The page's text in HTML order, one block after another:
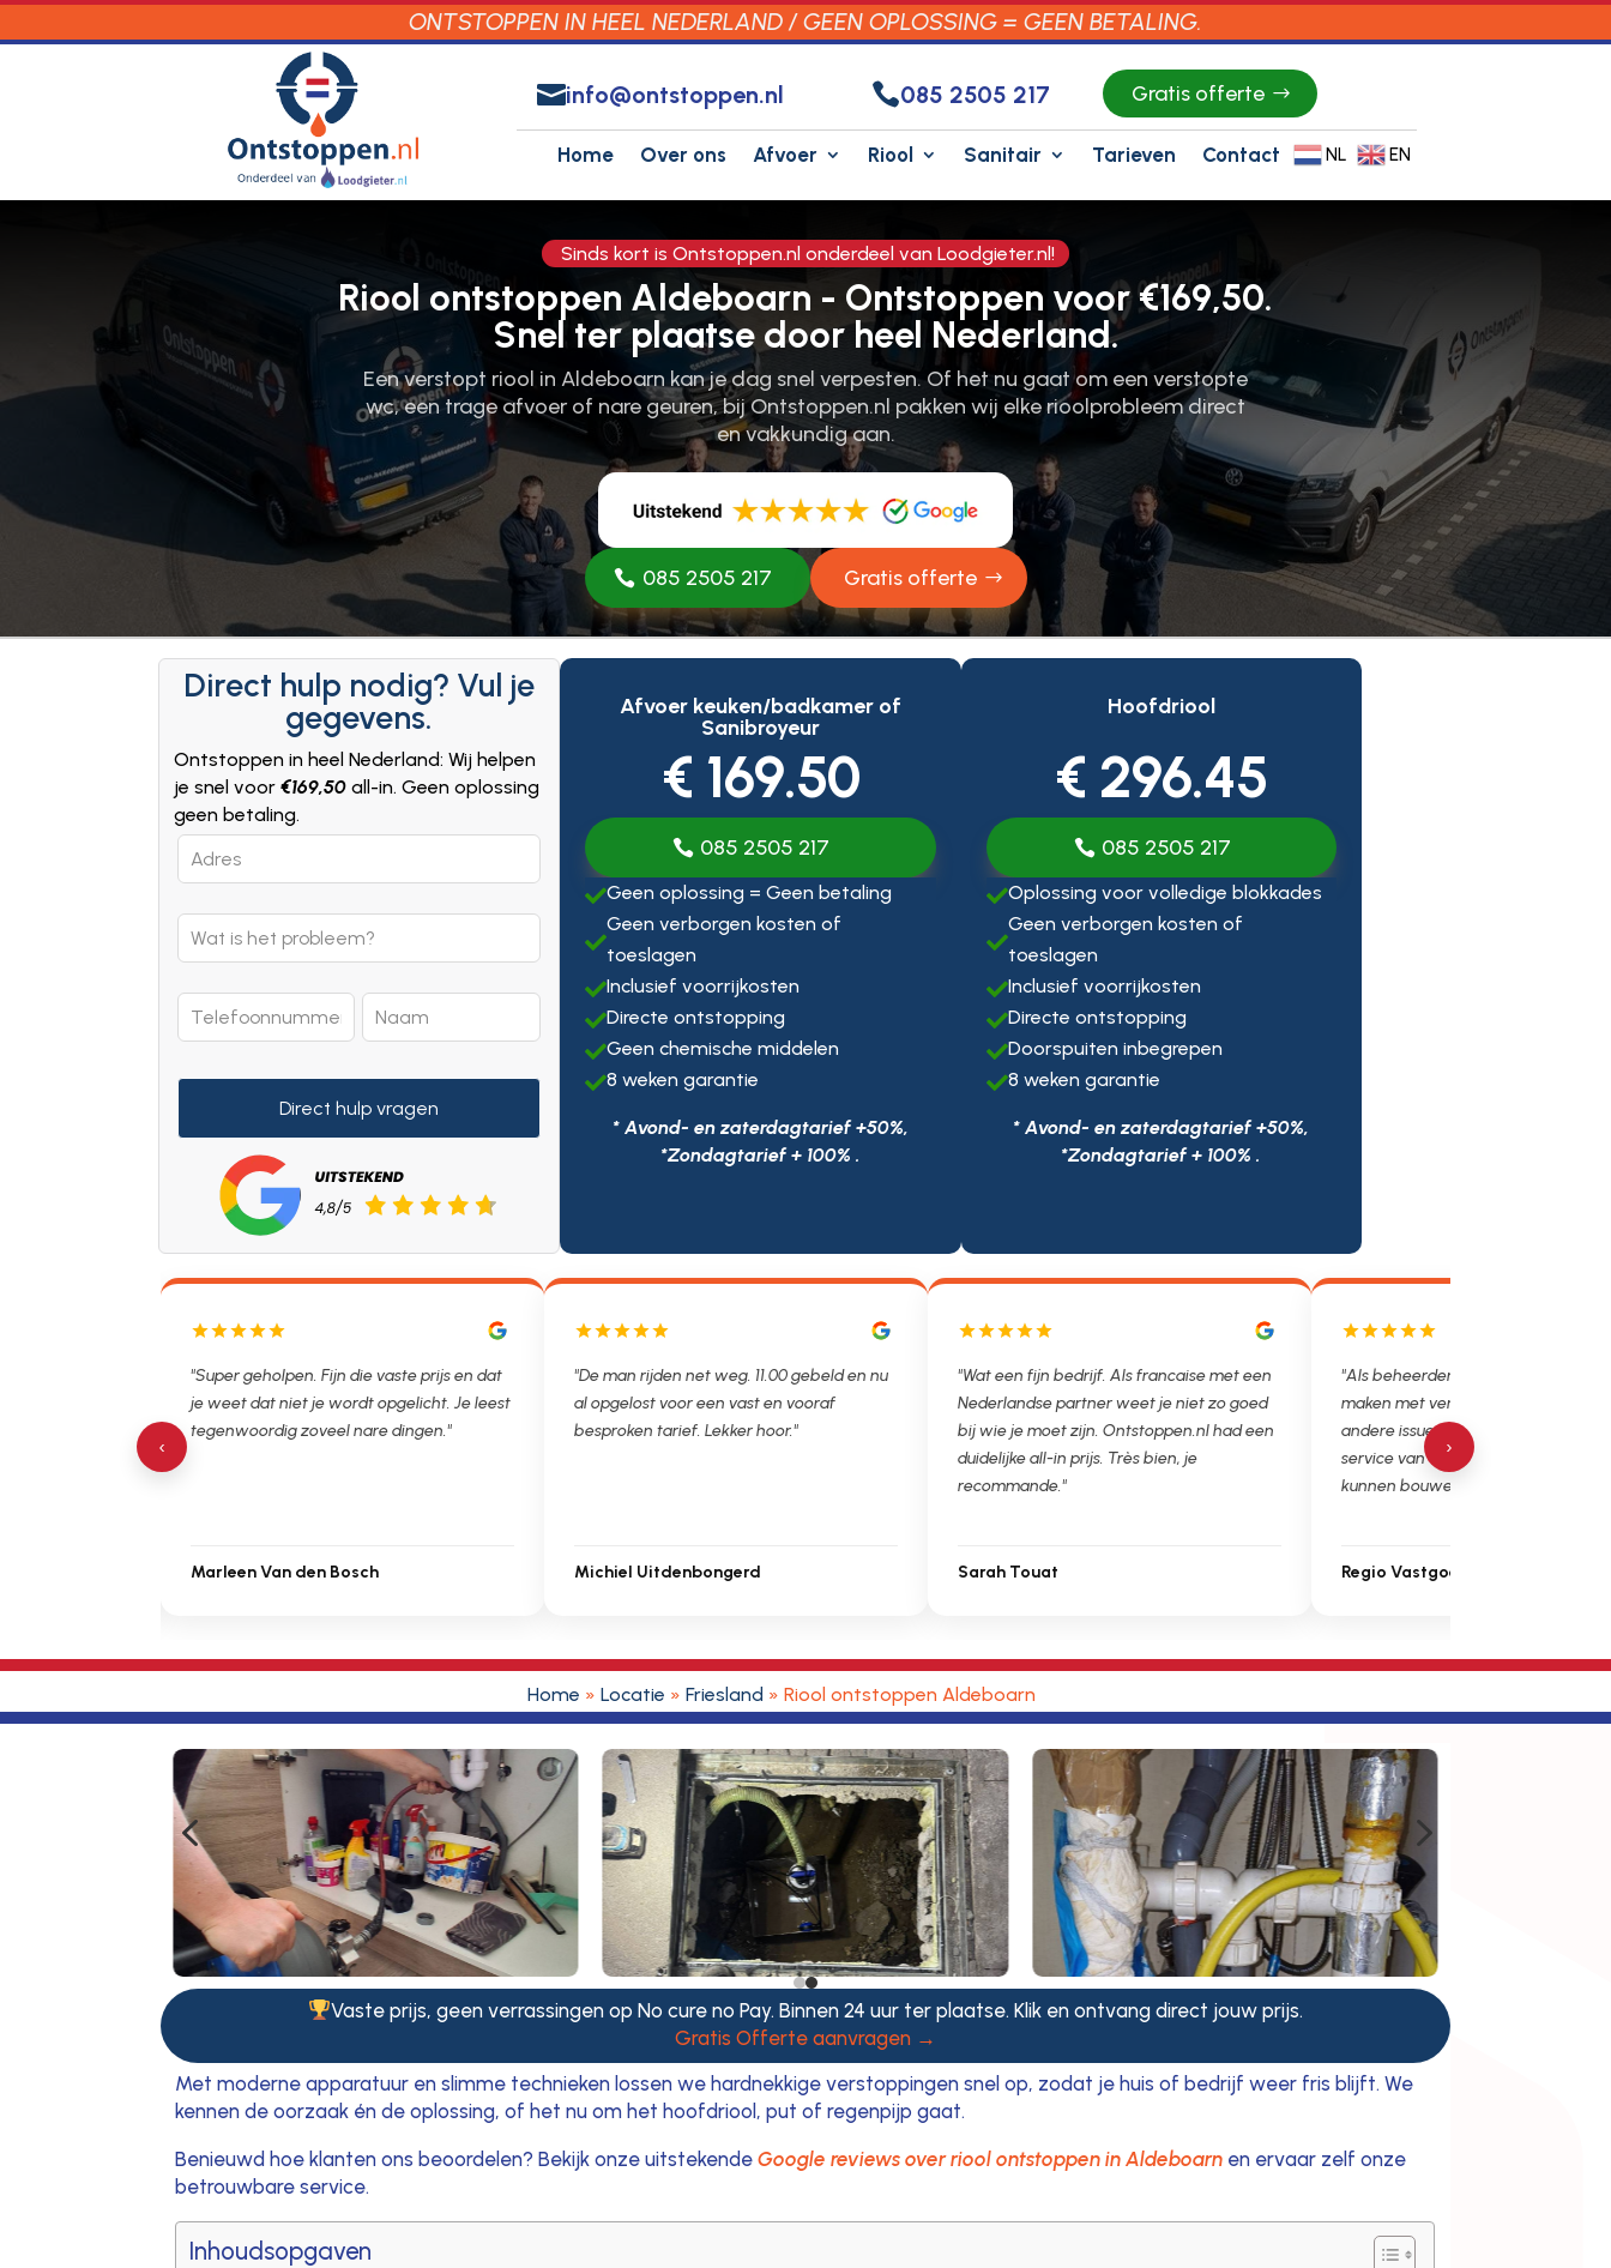
ONTSTOPPEN IN HEEL NEDERLAND / GEEN OPLOSSING = GEEN BETALING.
info@ontstoppen.nl 085 2505 217 Gratis offerte
Home Over ons Afvoer Riool Sanitair Tarieven Contact NL EN
Sinds kort is Ontstoppen.nl onderdeel van Loodgieter.nl!
Riool ontstoppen Aldeboarn - Ontstoppen voor €169,50.
Snel ter plaatse door heel Nederland.
Een verstopt riool in Aldeboarn kan je dag snel verpesten.​ Of het nu gaat om een verstopte
wc, een trage afvoer of nare geuren, bij Ontstoppen.​nl pakken wij elke rioolprobleem direct
en vakkundig aan.​
085 2505 217 Gratis offerte
Direct hulp nodig? Vul je
gegevens.
Ontstoppen in heel Nederland: Wij helpen
je snel voor €169,50 all-in. Geen oplossing
geen betaling.
Leave
this
blank
Direct hulp vragen
Afvoer keuken/badkamer of
Sanibroyeur
€ 169.50
085 2505 217
Geen oplossing = Geen betaling

Geen verborgen kosten of
toeslagen
Inclusief voorrijkosten
Directe ontstopping
Geen chemische middelen
8 weken garantie
* Avond- en zaterdagtarief +50%,
*Zondagtarief + 100% .
Hoofdriool
€ 296.45
085 2505 217
Oplossing voor volledige blokkades

Geen verborgen kosten of
toeslagen
Inclusief voorrijkosten
Directe ontstopping
Doorspuiten inbegrepen
8 weken garantie
* Avond- en zaterdagtarief +50%,
*Zondagtarief + 100% .
"Super geholpen. Fijn die vaste prijs en dat
je weet dat niet je wordt opgelicht. Je leest
tegenwoordig zoveel nare dingen."
Marleen Van den Bosch
"De man rijden net weg. 11.00 gebeld en nu
al opgelost voor een vast en vooraf
besproken tarief. Lekker hoor."
Michiel Uitdenbongerd
"Wat een fijn bedrijf. Als francaise met een
Nederlandse partner weet je niet zo goed
bij wie je moet zijn. Ontstoppen.nl had een
duidelijke all-in prijs. Très bien, je
recommande."
Sarah Touat
"Als beheerder hebben we helaas
maken met verstoppingen,
andere issues. Het is super fijn dat
service van Ontstoppen.nl en
kunnen bouwen. Ga zo door!"
Regio Vastgoedbeheer
‹ ›
Home » Locatie » Friesland » Riool ontstoppen Aldeboarn
4 5
Vaste prijs, geen verrassingen op No cure no Pay. Binnen 24 uur ter plaatse. Klik en ontvang direct jouw prijs.
Gratis Offerte aanvragen →
Met moderne apparatuur en slimme technieken lossen we hardnekkige verstoppingen snel op, zodat je huis of bedrijf weer fris blijft. We
kennen de oorzaak én de oplossing, of het nu om het hoofdriool, put of regenpijp gaat.
Benieuwd hoe klanten ons beoordelen? Bekijk onze uitstekendeGoogle reviews over riool ontstoppen in Aldeboarn en ervaar zelf onze
betrouwbare service.
Inhoudsopgaven